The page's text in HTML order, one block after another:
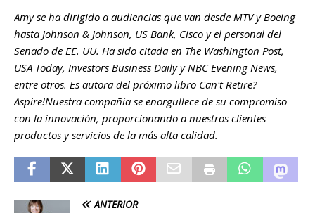
Amy se ha dirigido a audiencias que van desde MTV y Boeing
hasta Johnson & Johnson, US Bank, Cisco y el personal del
Senado de EE. UU. Ha sido citada en The Washington Post,
USA Today, Investors Business Daily y NBC Evening News,
entre otros. Es autora del próximo libro Can't Retire?
Aspire!Nuestra compañía se enorgullece de su compromiso
con la innovación, proporcionando a nuestros clientes
productos y servicios de la más alta calidad.
ANTERIOR